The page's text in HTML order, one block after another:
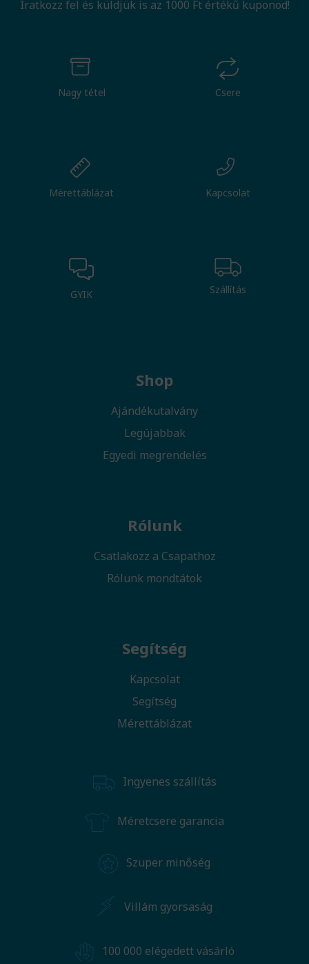
Iratkozz fel és küldjük is az 1000 Ft értékű kuponod!
Nagy tétel Csere
Mérettáblázat Kapcsolat
GYIK Szállítás
Shop
Ajándékutalvány
Legújabbak
Egyedi megrendelés
Rólunk
Csatlakozz a Csapathoz
Rólunk mondtátok
Segítség
Kapcsolat
Segítség
Mérettáblázat
Ingyenes szállítás
Méretcsere garancia
Szuper minőség
Villám gyorsaság
100 000 elégedett vásárló